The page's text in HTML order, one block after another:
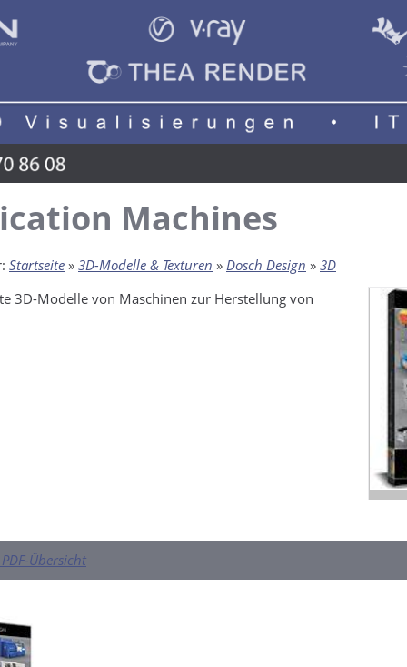
Machines
Startseite » 3D-Modelle & Texturen » Dosch Design » 3D
3D-Modelle von Maschinen zur Herstellung von
Übersicht